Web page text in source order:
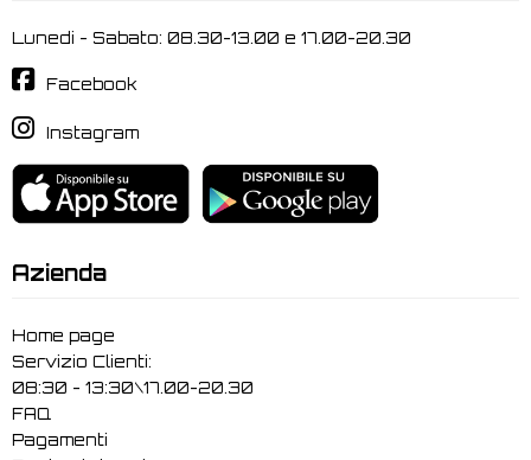
Lunedi - Sabato: 08.30-13.00 e 17.00-20.30
Facebook
Instagram
Azienda
Home page
Servizio Clienti:
08:30 - 13:30\17.00-20.30
FAQ
Pagamenti